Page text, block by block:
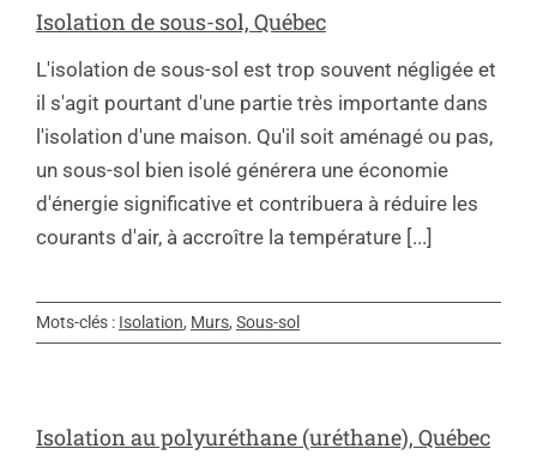
Isolation de sous-sol, Québec
L'isolation de sous-sol est trop souvent négligée et
il s'agit pourtant d'une partie très importante dans
l'isolation d'une maison. Qu'il soit aménagé ou pas,
un sous-sol bien isolé générera une économie
d'énergie significative et contribuera à réduire les
courants d'air, à accroître la température [...]
Mots-clés : Isolation, Murs, Sous-sol
Isolation au polyuréthane (uréthane), Québec